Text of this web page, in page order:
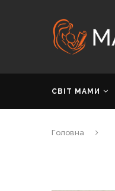
СВІТ МАМИ
Головна